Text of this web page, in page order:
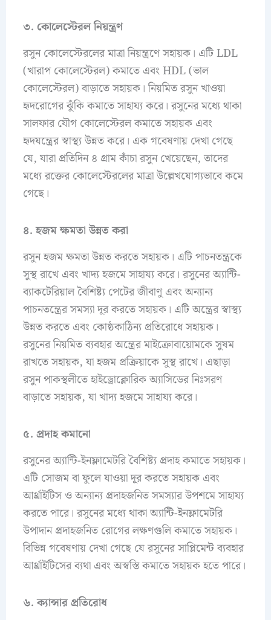
৩. কোলেস্টেরল নিয়ন্ত্রণ
রসুন কোলেস্টেরলের মাত্রা নিয়ন্ত্রণে সহায়ক। এটি LDL
(খারাপ কোলেস্টেরল) কমাতে এবং HDL (ভাল
কোলেস্টেরল) বাড়াতে সহায়ক। নিয়মিত রসুন খাওয়া
হৃদরোগের ঝুঁকি কমাতে সাহায্য করে। রসুনের মধ্যে থাকা
সালফার যৌগ কোলেস্টেরল কমাতে সহায়ক এবং
হৃদযন্ত্রের স্বাস্থ্য উন্নত করে। এক গবেষণায় দেখা গেছে
যে, যারা প্রতিদিন ৪ গ্রাম কাঁচা রসুন খেয়েছেন, তাদের
মধ্যে রক্তের কোলেস্টেরলের মাত্রা উল্লেখযোগ্যভাবে কমে
গেছে।
৪. হজম ক্ষমতা উন্নত করা
রসুন হজম ক্ষমতা উন্নত করতে সহায়ক। এটি পাচনতন্ত্রকে
সুস্থ রাখে এবং খাদ্য হজমে সাহায্য করে। রসুনের অ্যান্টি-
ব্যাকটেরিয়াল বৈশিষ্ট্য পেটের জীবাণু এবং অন্যান্য
পাচনতন্ত্রের সমস্যা দূর করতে সহায়ক। এটি অন্ত্রের স্বাস্থ্য
উন্নত করতে এবং কোষ্ঠকাঠিন্য প্রতিরোধে সহায়ক।
রসুনের নিয়মিত ব্যবহার অন্ত্রের মাইক্রোবায়োমকে সুষম
রাখতে সহায়ক, যা হজম প্রক্রিয়াকে সুস্থ রাখে। এছাড়া
রসুন পাকস্থলীতে হাইড্রোক্লোরিক অ্যাসিডের নিঃসরণ
বাড়াতে সহায়ক, যা খাদ্য হজমে সাহায্য করে।
৫. প্রদাহ কমানো
রসুনের অ্যান্টি-ইনফ্লামেটরি বৈশিষ্ট্য প্রদাহ কমাতে সহায়ক।
এটি সোজম বা ফুলে যাওয়া দূর করতে সহায়ক এবং
আর্থ্রাইটিস ও অন্যান্য প্রদাহজনিত সমস্যার উপশমে সাহায্য
করতে পারে। রসুনের মধ্যে থাকা অ্যান্টি-ইনফ্লামেটরি
উপাদান প্রদাহজনিত রোগের লক্ষণগুলি কমাতে সহায়ক।
বিভিন্ন গবেষণায় দেখা গেছে যে রসুনের সাপ্লিমেন্ট ব্যবহার
আর্থ্রাইটিসের ব্যথা এবং অস্বস্তি কমাতে সহায়ক হতে পারে।
৬. ক্যান্সার প্রতিরোধ